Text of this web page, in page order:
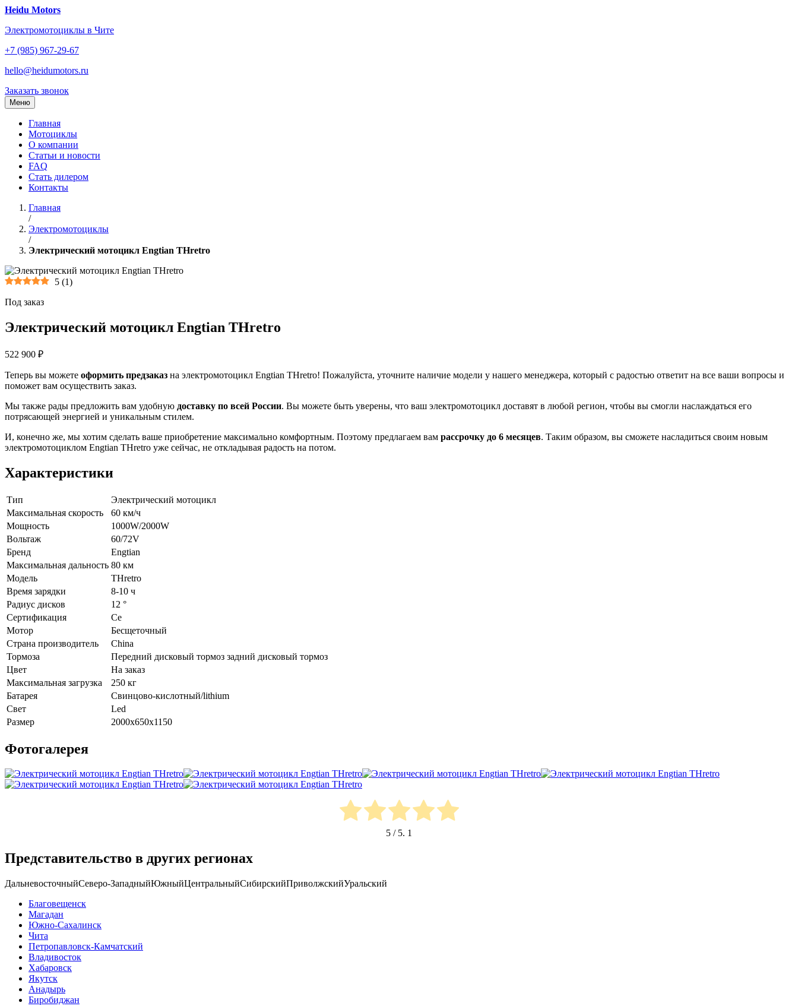
Перейти
содержанию
Heidu Motors
Электромотоциклы в Чите
+7 (985) 967-29-67
hello@heidumotors.ru
Заказать звонок
Меню
Главная
Мотоциклы
О компании
Статьи и новости
FAQ
Стать дилером
Контакты
Главная
/
Электромотоциклы
/
Электрический мотоцикл Engtian THretro
5 (1)
Под заказ
Электрический мотоцикл Engtian THretro
522 900 ₽
Теперь вы можете оформить предзаказ на электромотоцикл Engtian THretro! Пожалуйста, уточните наличие модели у нашего менеджера, который с радостью ответит на все ваши вопросы и
поможет вам осуществить заказ.
Мы также рады предложить вам удобную доставку по всей России. Вы можете быть уверены, что ваш электромотоцикл доставят в любой регион, чтобы вы смогли наслаждаться его
потрясающей энергией и уникальным стилем.
И, конечно же, мы хотим сделать ваше приобретение максимально комфортным. Поэтому предлагаем вам рассрочку до 6 месяцев. Таким образом, вы сможете насладиться своим новым
электромотоциклом Engtian THretro уже сейчас, не откладывая радость на потом.
Характеристики
Тип
Электрический мотоцикл
Максимальная скорость
60 км/ч
Мощность
1000W/2000W
Вольтаж
60/72V
Бренд
Engtian
Максимальная дальность 80 км
Модель
THretro
Время зарядки
8-10 ч
Радиус дисков
12 °
Сертификация
Ce
Мотор
Бесщеточный
Страна производитель
China
Тормоза
Передний дисковый тормоз задний дисковый тормоз
Цвет
На заказ
Максимальная загрузка
250 кг
Батарея
Свинцово-кислотный/lithium
Свет
Led
Размер
2000x650x1150
Фотогалерея
5 / 5. 1
Представительство в других регионах
ДальневосточныйСеверо-ЗападныйЮжныйЦентральныйСибирскийПриволжскийУральский
Благовещенск
Магадан
Южно-Сахалинск
Чита
Петропавловск-Камчатский
Владивосток
Хабаровск
Якутск
Анадырь
Биробиджан